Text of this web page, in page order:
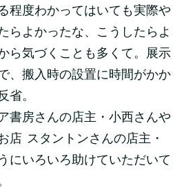
程度わかってはいても実際や
らよかったな、こうしたらよ
ら気づくことも多くて。展示
、搬入時の設置に時間がかか
。
書房さんの店主・小西さんや
店 スタントンさんの店主・
にいろいろ助けていただいて